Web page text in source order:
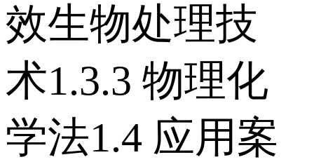
效生物处理技
术 1.3.3 物理化
学法 1.4 应用案